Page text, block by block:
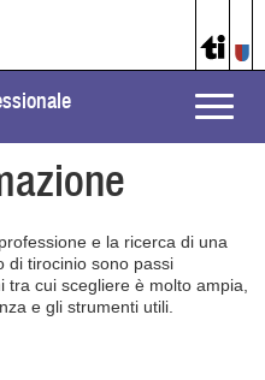
Toggle
e la ricerca di una
di tirocinio sono passi
cui scegliere è molto ampia,
e gli strumenti utili.